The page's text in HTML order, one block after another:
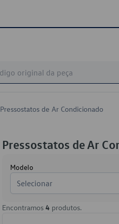
Pressostatos de Ar Condicionado
Pressostatos de Ar
Modelo
Selecionar
Encontramos 4 produtos.